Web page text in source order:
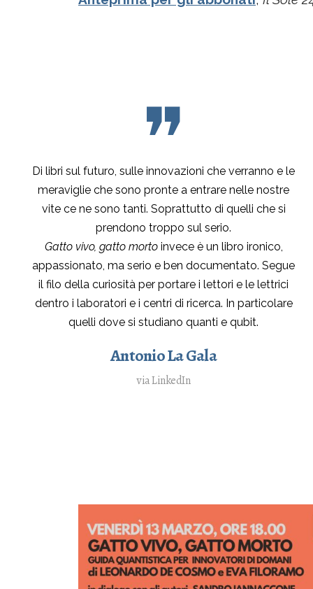
❞
Di libri sul futuro, sulle innovazioni che verranno e le
meraviglie che sono pronte a entrare nelle nostre
vite ce ne sono tanti. Soprattutto di quelli che si
prendono troppo sul serio.
Gatto vivo, gatto mortoinvece è un libro ironico,
appassionato, ma serio e ben documentato. Segue
il filo della curiosità per portare i lettori e le lettrici
dentro i laboratori e i centri di ricerca. In particolare
quelli dove si studiano quanti e qubit.
Antonio La Gala
via LinkedIn